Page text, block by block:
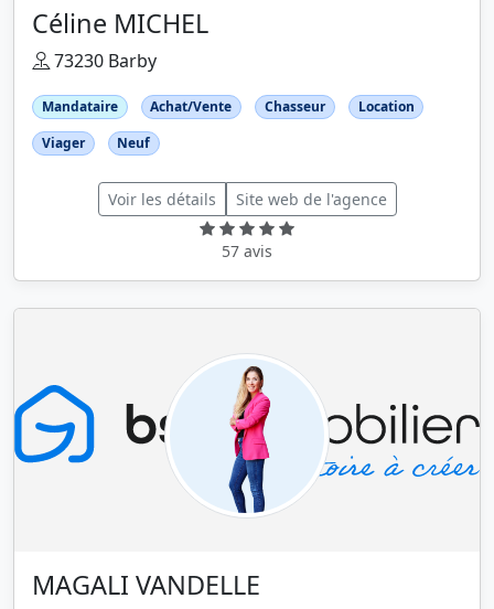
Céline MICHEL
73230 Barby
Mandataire Achat/Vente Chasseur
Location
Viager
Neuf
Voir les détails Site web de l'agence
57 avis
MAGALI VANDELLE